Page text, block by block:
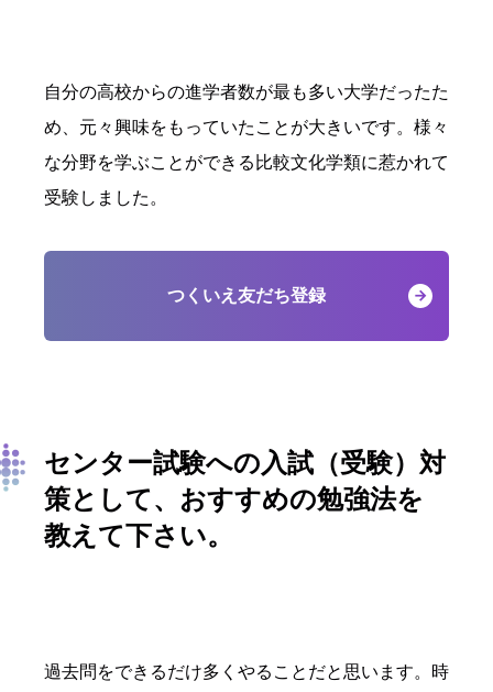
自分の高校からの進学者数が最も多い大学だったた
め、元々興味をもっていたことが大きいです。様々
な分野を学ぶことができる比較文化学類に惹かれて
受験しました。
つくいえ友だち登録
センター試験への入試（受験）対
策として、おすすめの勉強法を
教えて下さい。
過去問をできるだけ多くやることだと思います。時